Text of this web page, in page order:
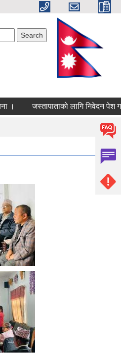
जस्तापाताको लागि निवेदन पेश गर्ने